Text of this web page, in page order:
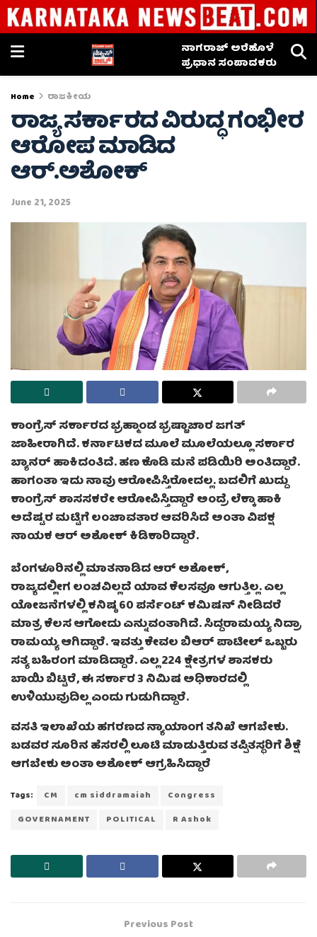
ನಾಗರಾಜ್ ಅರೆಹೊಳೆ
ಪ್ರಧಾನ ಸಂಪಾದಕರು
Home ರಾಜಕೀಯ
ರಾಜ್ಯ ಸರ್ಕಾರದ ವಿರುದ್ಧ ಗಂಭೀರ
ಆರೋಪ ಮಾಡಿದ
ಆರ್.ಅಶೋಕ್
June 21, 2025
ಕಾಂಗ್ರೆಸ್ ಸರ್ಕಾರದ ಭ್ರಹ್ಮಾಂಡ ಭ್ರಷ್ಚಾಚಾರ ಜಗತ್
ಜಾಹೀರಾಗಿದೆ. ಕರ್ನಾಟಕದ ಮೂಲೆ ಮೂಲೆಯಲ್ಲೂ ಸರ್ಕಾರ
ಬ್ಯಾನರ್ ಹಾಕಿದಂತಿದೆ. ಹಣ ಕೊಡಿ ಮನೆ ಪಡಿಯಿರಿ ಅಂತಿದ್ದಾರೆ.
ಹಾಗಂತಾ ಇದು ನಾವು ಆರೋಪಿಸ್ತಿರೋದಲ್ಲ. ಬದಲಿಗೆ ಖುದ್ದು
ಕಾಂಗ್ರೆಸ್ ಶಾಸಸಕರೇ ಆರೋಪಿಸ್ತಿದ್ದಾರೆ ಅಂದ್ರೆ ಲೆಕ್ಕಾ ಹಾಕಿ
ಅದೆಷ್ಟರ ಮಟ್ಟಿಗೆ ಲಂಚಾವತಾರ ಆವರಿಸಿದೆ ಅಂತಾ ವಿಪಕ್ಷ
ನಾಯಕ ಆರ್ ಅಶೋಕ್ ಕಿಡಿಕಾರಿದ್ದಾರೆ.
ಬೆಂಗಳೂರಿನಲ್ಲಿ ಮಾತನಾಡಿದ ಆರ್ ಅಶೋಕ್,
ರಾಜ್ಯದಲ್ಲೀಗ ಲಂಚವಿಲ್ಲದೆ ಯಾವ ಕೆಲಸವೂ ಆಗುತ್ತಿಲ್ಲ. ಎಲ್ಲ
ಯೋಜನೆಗಳಲ್ಲಿ ಕನಿಷ್ಠ 60 ಪರ್ಸೆಂಟ್ ಕಮಿಷನ್ ನೀಡಿದರೆ
ಮಾತ್ರ ಕೆಲಸ ಆಗೋದು ಎನ್ನುವಂತಾಗಿದೆ. ಸಿದ್ದರಾಮಯ್ಯ ನಿದ್ರಾ
ರಾಮಯ್ಯ ಆಗಿದ್ದಾರೆ. ಇವತ್ತು ಕೇವಲ ಬಿಆರ್ ಪಾಟೀಲ್ ಒಬ್ಬರು
ಸತ್ಯ ಬಹಿರಂಗ ಮಾಡಿದ್ದಾರೆ. ಎಲ್ಲ 224 ಕ್ಷೇತ್ರಗಳ ಶಾಸಕರು
ಬಾಯಿ ಬಿಟ್ಟರೆ, ಈ ಸರ್ಕಾರ 3 ನಿಮಿಷ ಅಧಿಕಾರದಲ್ಲಿ
ಉಳಿಯುವುದಿಲ್ಲ ಎಂದು ಗುಡುಗಿದ್ದಾರೆ.
ವಸತಿ ಇಲಾಖೆಯ ಹಗರಣದ ನ್ಯಾಯಾಂಗ ತನಿಖೆ ಆಗಬೇಕು.
ಬಡವರ ಸೂರಿನ ಹೆಸರಲ್ಲಿ ಲೂಟಿ ಮಾಡುತ್ತಿರುವ ತಪ್ಪಿತಸ್ಥರಿಗೆ ಶಿಕ್ಷೆ
ಆಗಬೇಕು ಅಂತಾ ಅಶೋಕ್ ಆಗ್ರಹಿಸಿದ್ದಾರೆ
Tags: CM cm siddramaiah
Congress
GOVERNAMENT
POLITICAL R Ashok
Previous Post